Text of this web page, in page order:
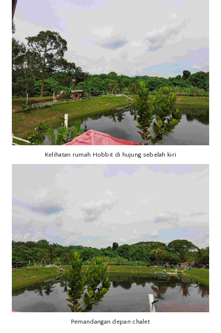
Kelihatan rumah Hobbit di hujung sebelah kiri
Pemandangan depan chalet